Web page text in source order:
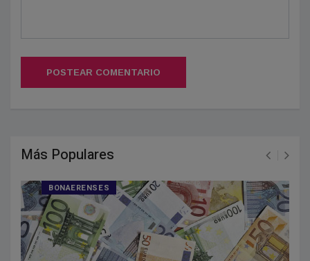
POSTEAR COMENTARIO
Más Populares
BONAERENSES